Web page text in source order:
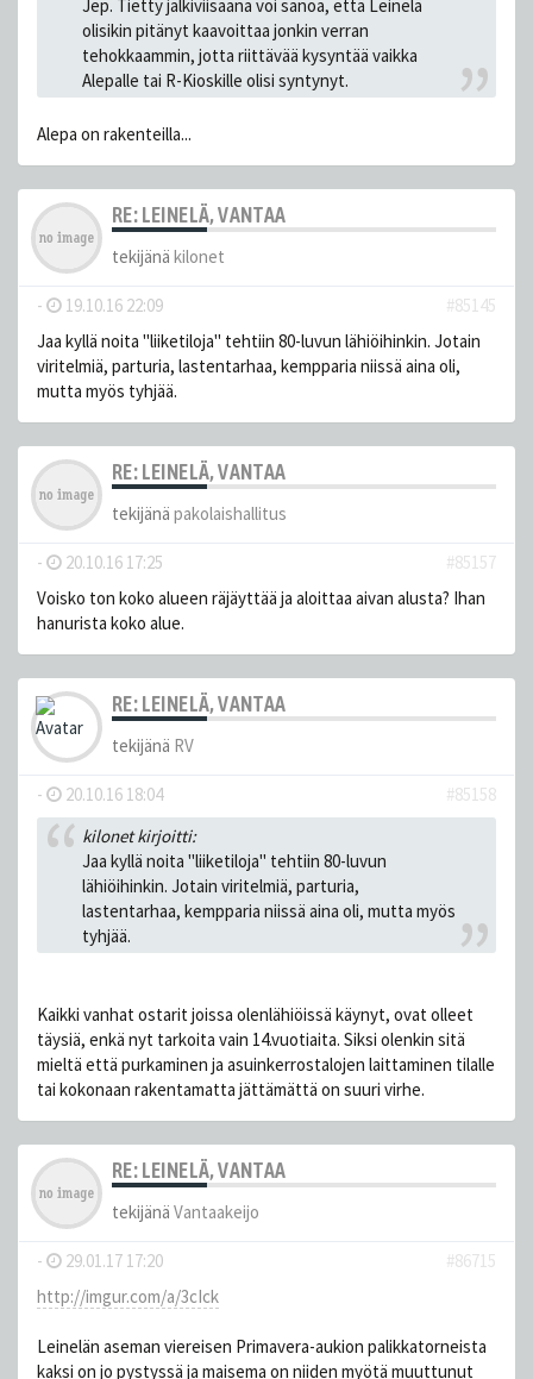
Jep. Tietty jälkiviisaana voi sanoa, että Leinelä
olisikin pitänyt kaavoittaa jonkin verran
tehokkaammin, jotta riittävää kysyntää vaikka
Alepalle tai R-Kioskille olisi syntynyt.
Alepa on rakenteilla...
RE: LEINELÄ, VANTAA
tekijänä kilonet
- 19.10.16 22:09
#85145
Jaa kyllä noita "liiketiloja" tehtiin 80-luvun lähiöihinkin. Jotain
viritelmiä, parturia, lastentarhaa, kempparia niissä aina oli,
mutta myös tyhjää.
RE: LEINELÄ, VANTAA
tekijänä pakolaishallitus
- 20.10.16 17:25
#85157
Voisko ton koko alueen räjäyttää ja aloittaa aivan alusta? Ihan
hanurista koko alue.
RE: LEINELÄ, VANTAA
tekijänä RV
- 20.10.16 18:04
#85158
kilonet kirjoitti:
Jaa kyllä noita "liiketiloja" tehtiin 80-luvun
lähiöihinkin. Jotain viritelmiä, parturia,
lastentarhaa, kempparia niissä aina oli, mutta myös
tyhjää.
Kaikki vanhat ostarit joissa olenlähiöissä käynyt, ovat olleet
täysiä, enkä nyt tarkoita vain 14.vuotiaita. Siksi olenkin sitä
mieltä että purkaminen ja asuinkerrostalojen laittaminen tilalle
tai kokonaan rakentamatta jättämättä on suuri virhe.
RE: LEINELÄ, VANTAA
tekijänä Vantaakeijo
- 29.01.17 17:20
#86715
http://imgur.com/a/3cIck
Leinelän aseman viereisen Primavera-aukion palikkatorneista
kaksi on jo pystyssä ja maisema on niiden myötä muuttunut